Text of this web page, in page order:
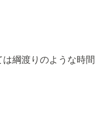
綱渡りのような時間